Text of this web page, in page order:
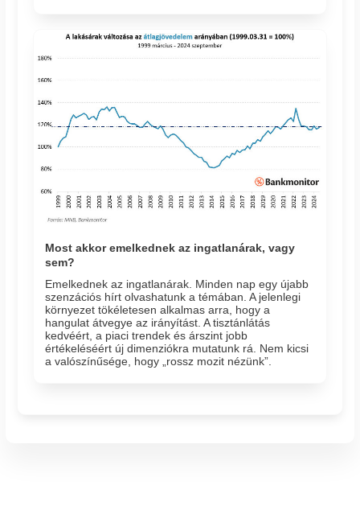
Most akkor emelkednek az ingatlanárak, vagy
sem?
Emelkednek az ingatlanárak. Minden nap egy újabb
szenzációs hírt olvashatunk a témában. A jelenlegi
környezet tökéletesen alkalmas arra, hogy a
hangulat átvegye az irányítást. A tisztánlátás
kedvéért, a piaci trendek és árszint jobb
értékeléséért új dimenziókra mutatunk rá. Nem kicsi
a valószínűsége, hogy „rossz mozit nézünk”.